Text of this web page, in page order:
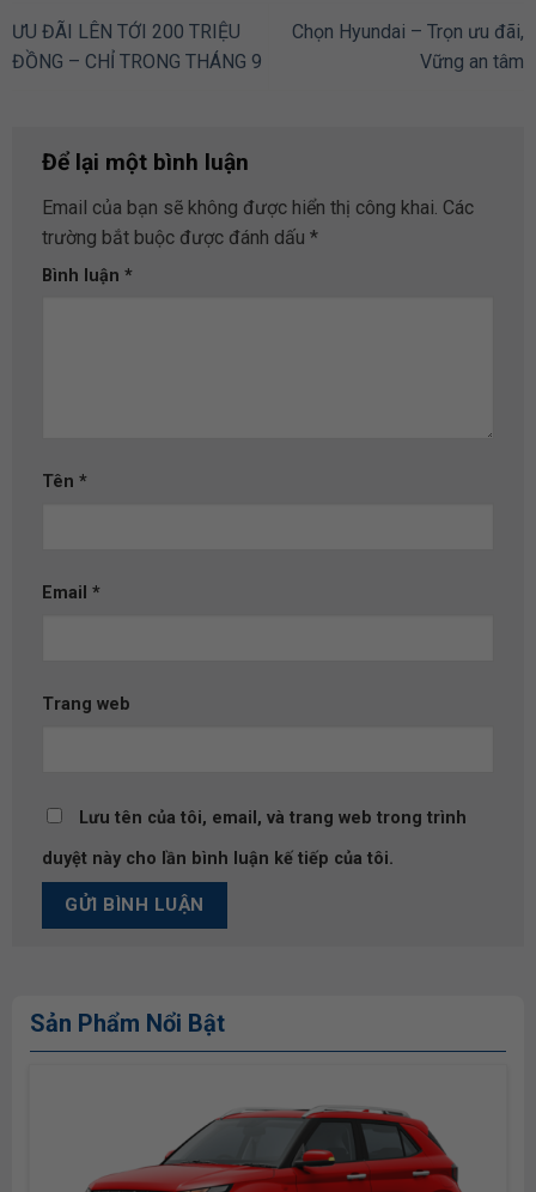
ƯU ĐÃI LÊN TỚI 200 TRIỆU
ĐỒNG – CHỈ TRONG THÁNG 9
Chọn Hyundai – Trọn ưu đãi,
Vững an tâm
Để lại một bình luận
Email của bạn sẽ không được hiển thị công khai. Các
trường bắt buộc được đánh dấu *
Bình luận *
Tên *
Email *
Trang web
Lưu tên của tôi, email, và trang web trong trình
duyệt này cho lần bình luận kế tiếp của tôi.
Sản Phẩm Nổi Bật